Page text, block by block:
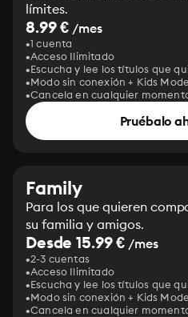
límites.
8.99 € /mes
1 cuenta
Acceso Ilimitado
Escucha y lee los títulos que
Modo sin conexión + Kids Mode
Cancela en cualquier
Pruébalo
Family
Para los que quieren
su familia y amigos.
Desde 15.99 € /mes
2-3 cuentas
Acceso Ilimitado
Escucha y lee los títulos que
Modo sin conexión + Kids Mode
Cancela en cualquier